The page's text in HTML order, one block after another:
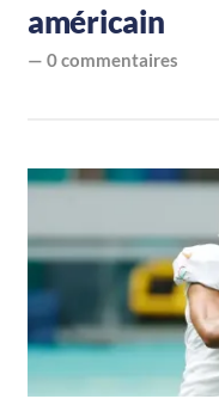
américain
— 0 commentaires